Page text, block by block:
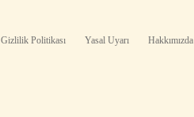
Gizlilik Politikası Yasal Uyarı Hakkımızda